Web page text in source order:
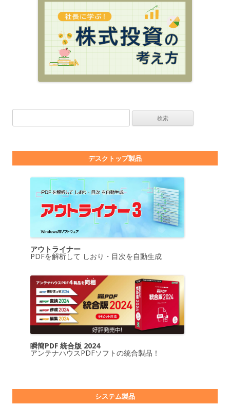
デスクトップ製品
アウトライナー
PDFを解析して しおり・目次を自動生成
瞬簡PDF 統合版 2024
アンテナハウスPDFソフトの統合製品！
システム製品